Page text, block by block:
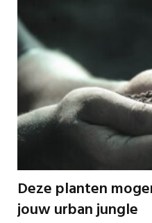
Deze planten
jouw urban jungle